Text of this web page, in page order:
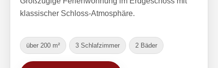
klassischer Schloss-Atmosphäre.
über 200 m² 3 Schlafzimmer 2 Bäder